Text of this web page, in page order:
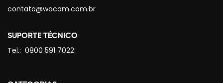
contato@wacom.com.br
SUPORTE TÉCNICO
Tel.: 0800 591 7022